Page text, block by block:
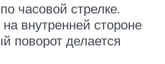
часовой стрелке.
внутренней стороне
поворот делается